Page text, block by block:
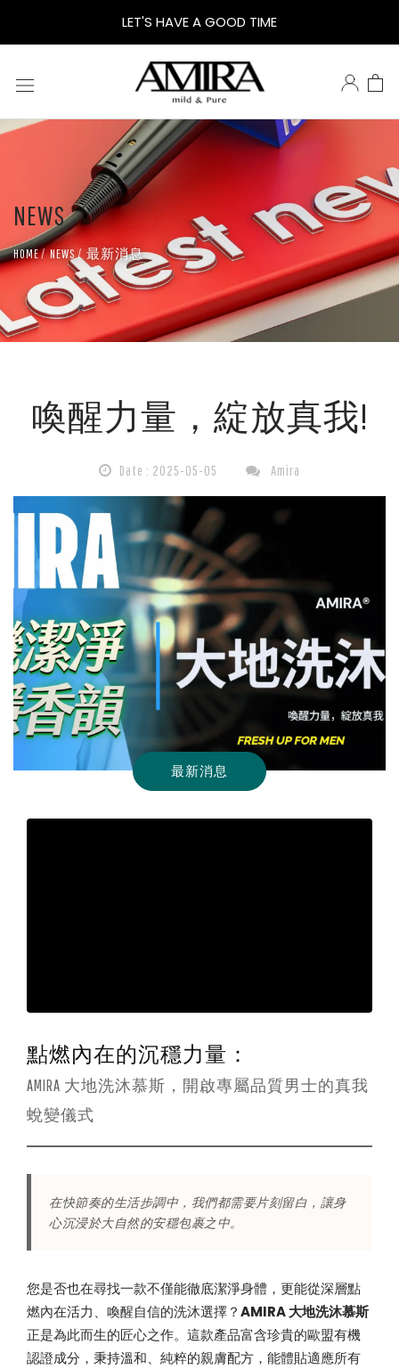
地
洗
沐
慕
斯：
機
淨，
點
燃
真
我
光
LET'S HAVE A GOOD TIME
NEWS
HOME NEWS 最新消息
喚醒力量，綻放真我!
Date : 2025-05-05 Amira
最新消息
點燃內在的沉穩力量：
AMIRA 大地洗沐慕斯，開啟專屬品質男士的真我
蛻變儀式
在快節奏的生活步調中，我們都需要片刻留白，讓身
心沉浸於大自然的安穩包裹之中。
您是否也在尋找一款不僅能徹底潔淨身體，更能從深層點
燃內在活力、喚醒自信的洗沐選擇？AMIRA 大地洗沐慕斯
正是為此而生的匠心之作。這款產品富含珍貴的歐盟有機
認證成分，秉持溫和、純粹的親膚配方，能體貼適應所有